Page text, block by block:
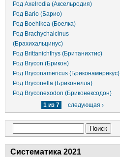
Род Axelrodia (Аксельродия)
Род Bario (Барио)
Род Boehlkea (Боелка)
Род Brachychalcinus
(Брахихальцинус)
Род Brittanichthys (Британихтис)
Род Brycon (Брикон)
Род Bryconamericus (Бриконамерикус)
Род Bryconella (Бриконелла)
Род Bryconexodon (Бриконексодон)
1 из 7
следующая ›
Систематика 2021